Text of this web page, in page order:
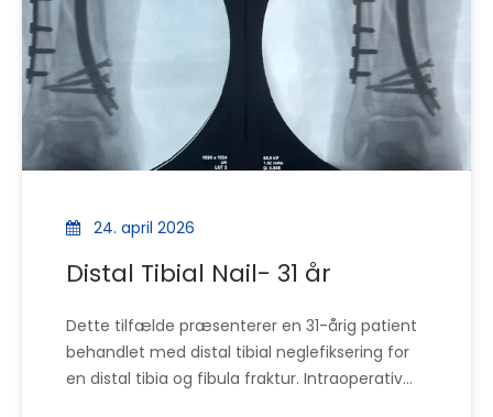
24. april 2026
Distal Tibial Nail- 31 år
Dette tilfælde præsenterer en 31-årig patient
behandlet med distal tibial neglefiksering for
en distal tibia og fibula fraktur. Intraoperativ